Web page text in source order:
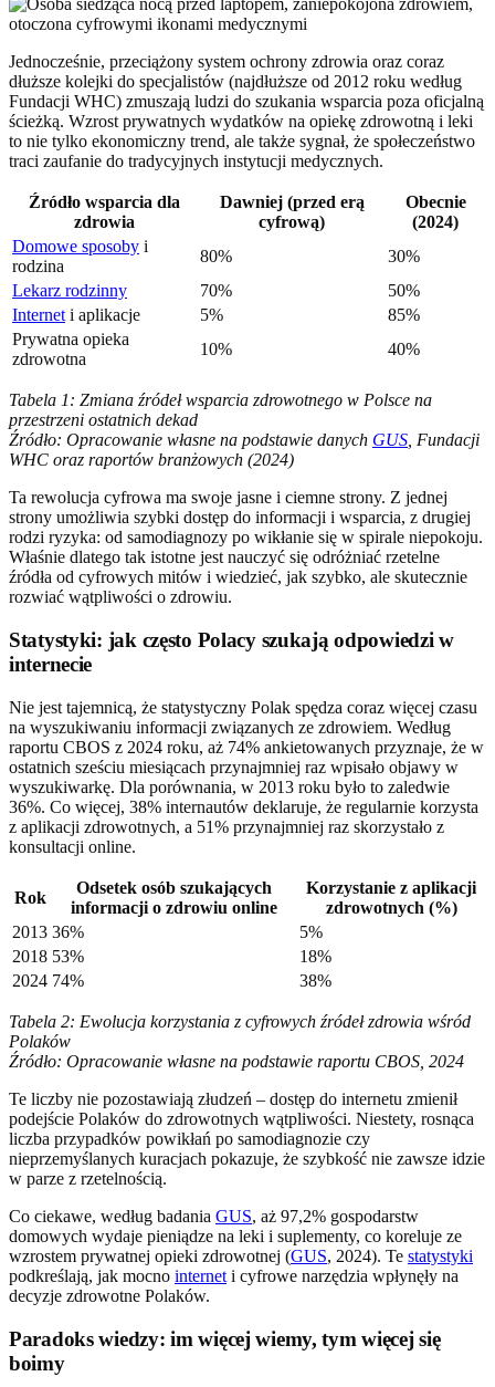
Jednocześnie, przeciążony system ochrony zdrowia oraz coraz
dłuższe kolejki do specjalistów (najdłuższe od 2012 roku według
Fundacji WHC) zmuszają ludzi do szukania wsparcia poza oficjalną
ścieżką. Wzrost prywatnych wydatków na opiekę zdrowotną i leki
to nie tylko ekonomiczny trend, ale także sygnał, że społeczeństwo
traci zaufanie do tradycyjnych instytucji medycznych.
Źródło wsparcia dla
zdrowia
Dawniej (przed erą
cyfrową)
Obecnie
(2024)
Domowe sposoby i
rodzina
80%
30%
Lekarz rodzinny
70%
50%
Internet i aplikacje 5%
85%
Prywatna opieka
zdrowotna
10% 40%
Tabela 1: Zmiana źródeł wsparcia zdrowotnego w Polsce na
przestrzeni ostatnich dekad
Źródło: Opracowanie własne na podstawie danych GUS , Fundacji
WHC oraz raportów branżowych (2024)
Ta rewolucja cyfrowa ma swoje jasne i ciemne strony. Z jednej
strony umożliwia szybki dostęp do informacji i wsparcia, z drugiej
rodzi ryzyka: od samodiagnozy po wikłanie się w spirale niepokoju.
Właśnie dlatego tak istotne jest nauczyć się odróżniać rzetelne
źródła od cyfrowych mitów i wiedzieć, jak szybko, ale skutecznie
rozwiać wątpliwości o zdrowiu.
Statystyki: jak często Polacy szukają odpowiedzi w
internecie
Nie jest tajemnicą, że statystyczny Polak spędza coraz więcej czasu
na wyszukiwaniu informacji związanych ze zdrowiem. Według
raportu CBOS z 2024 roku, aż 74% ankietowanych przyznaje, że w
ostatnich sześciu miesiącach przynajmniej raz wpisało objawy w
wyszukiwarkę. Dla porównania, w 2013 roku było to zaledwie
36%. Co więcej, 38% internautów deklaruje, że regularnie korzysta
z aplikacji zdrowotnych, a 51% przynajmniej raz skorzystało z
konsultacji online.
Rok
Odsetek osób szukających
informacji o zdrowiu online
Korzystanie z aplikacji
zdrowotnych (%)
2013 36%
5%
2018 53%
18%
2024 74% 38%
Tabela 2: Ewolucja korzystania z cyfrowych źródeł zdrowia wśród
Polaków
Źródło: Opracowanie własne na podstawie raportu CBOS, 2024
Te liczby nie pozostawiają złudzeń – dostęp do internetu zmienił
podejście Polaków do zdrowotnych wątpliwości. Niestety, rosnąca
liczba przypadków powikłań po samodiagnozie czy
nieprzemyślanych kuracjach pokazuje, że szybkość nie zawsze idzie
w parze z rzetelnością.
Co ciekawe, według badania GUS, aż 97,2% gospodarstw
domowych wydaje pieniądze na leki i suplementy, co koreluje ze
wzrostem prywatnej opieki zdrowotnej (GUS, 2024). Te statystyki
podkreślają, jak mocno internet i cyfrowe narzędzia wpłynęły na
decyzje zdrowotne Polaków.
Paradoks wiedzy: im więcej wiemy, tym więcej się
boimy